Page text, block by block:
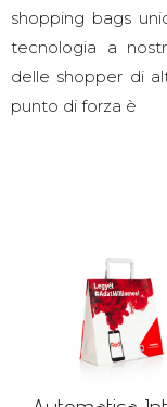
shopping bags
tecnologia a
delle shopper di
punto di forza è